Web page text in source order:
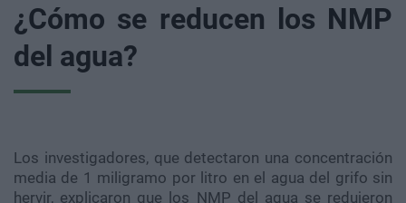
¿Cómo se reducen los NMP
del agua?
Los investigadores, que detectaron una concentración
media de 1 miligramo por litro en el agua del grifo sin
hervir, explicaron que los NMP del agua se redujeron